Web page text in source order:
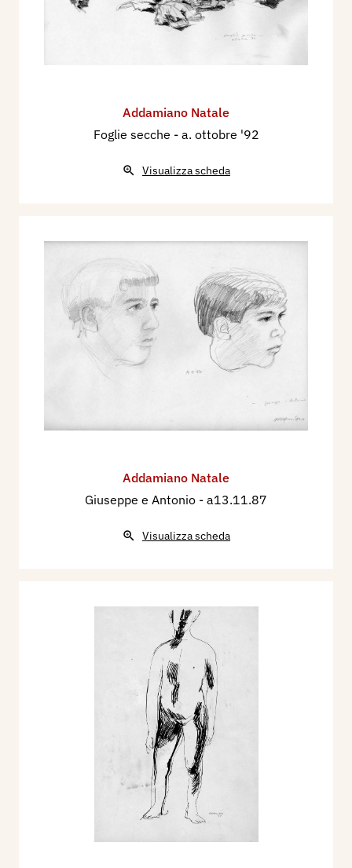
Addamiano Natale
Foglie secche - a. ottobre '92
Visualizza scheda
Addamiano Natale
Giuseppe e Antonio - a13.11.87
Visualizza scheda